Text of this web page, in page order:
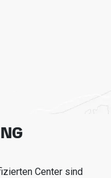
Center sind